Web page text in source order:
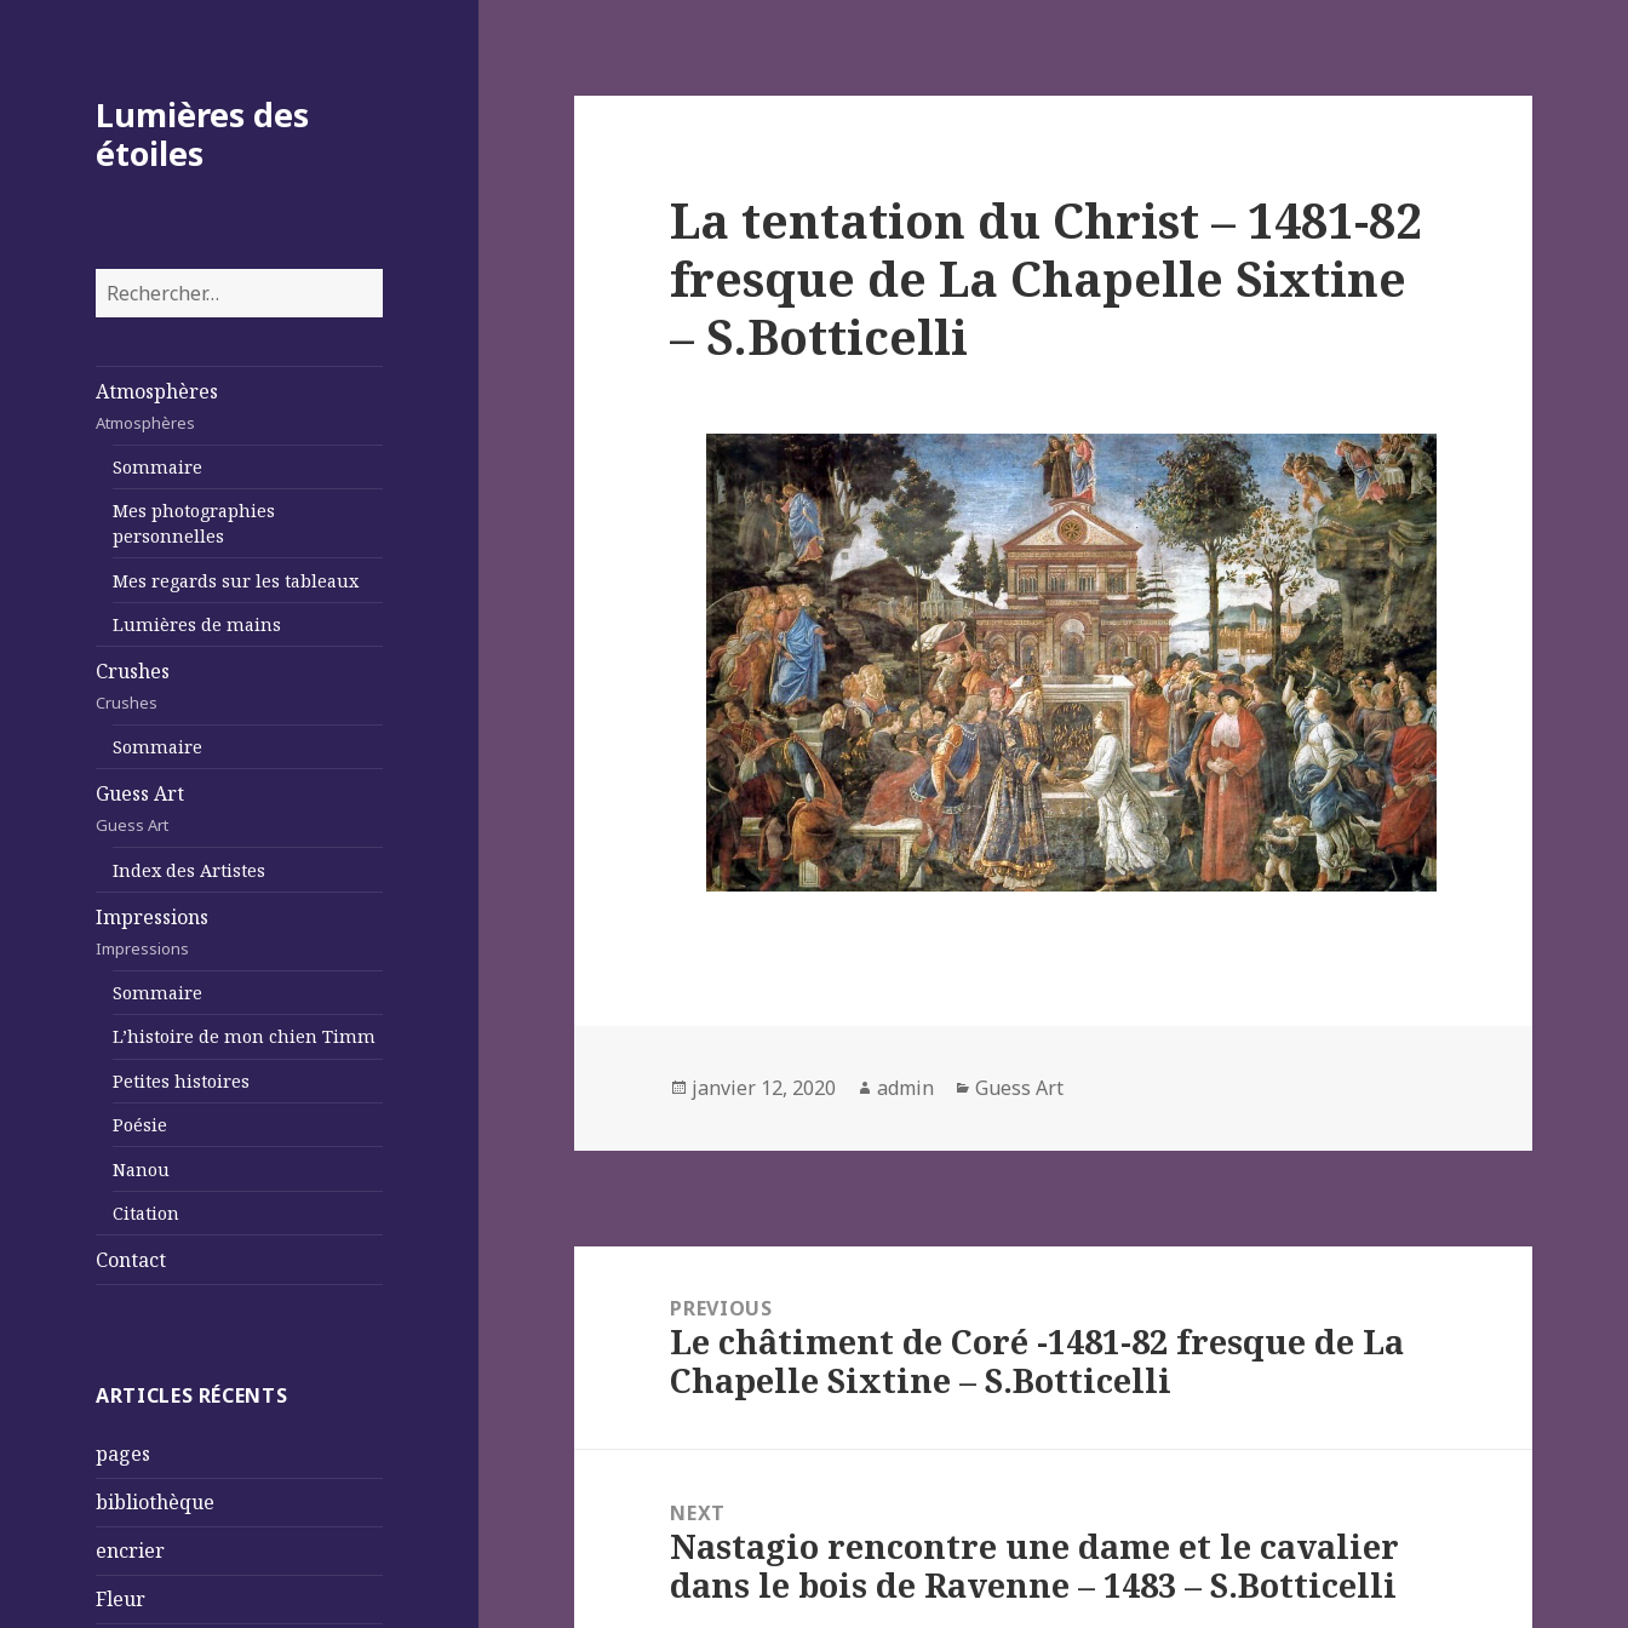
Lumières des
étoiles
Rechercher :
Atmosphères
Atmosphères
Sommaire
Mes photographies
personnelles
Mes regards sur les tableaux
Lumières de mains
Crushes
Crushes
Sommaire
Guess Art
Guess Art
Index des Artistes
Impressions
Impressions
Sommaire
L’histoire de mon chien Timm
Petites histoires
Poésie
Nanou
Citation
Contact
ARTICLES RÉCENTS
pages
bibliothèque
encrier
Fleur
La tentation du Christ – 1481-82
fresque de La Chapelle Sixtine
– S.Botticelli
Posted
janvier 12, 2020 Author
admin Categories
Guess Art
l’article
PREVIOUS
Previous
post:
Le châtiment de Coré -1481-82 fresque de La
Chapelle Sixtine – S.Botticelli
NEXT
Next
post:
Nastagio rencontre une dame et le cavalier
dans le bois de Ravenne – 1483 – S.Botticelli